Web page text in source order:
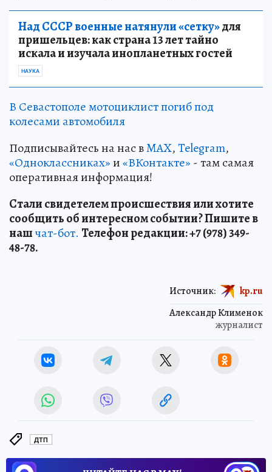
Над СССР военные натянули «сетку»для
пришельцев: как страна 13 лет тайно
искала и изучала инопланетных гостей
НАУКА
В Севастополе мотоциклист погиб под
колесами автомобиля
Подписывайтесь на нас вMAX,Telegram,
«Одноклассниках»и«ВКонтакте» - там самая
оперативная информация!
Стали свидетелем происшествия или хотите
сообщить об интересном событии? Пишите в
нашчат-бот. Телефон редакции: +7 (978) 349-
48-78.
Александр Клименок
журналист
Источник: kp.ru
ДТП